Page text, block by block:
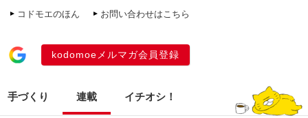
コドモエのほん お問い合わせはこちら
kodomoeメルマガ会員登録
手づくり 連載 イチオシ！